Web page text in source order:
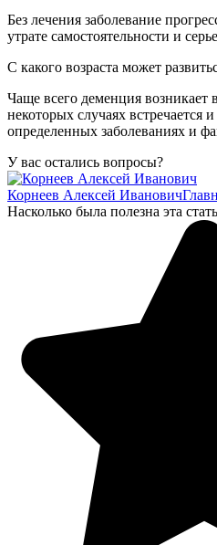
Без лечения заболевание
утрате самостоятельности и
С какого возраста может
Чаще всего деменция возникает
некоторых случаях
определенных заболеваниях и
У вас остались вопросы?
Корнеев Алексей Иванович
Насколько была полезна эта